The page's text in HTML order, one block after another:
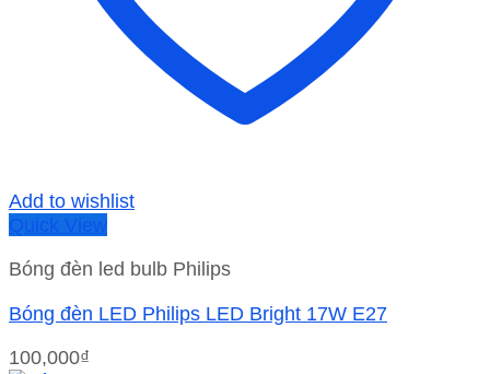
Add to wishlist
Quick View
Bóng đèn led bulb Philips
Bóng đèn LED Philips LED Bright 17W E27
100,000₫